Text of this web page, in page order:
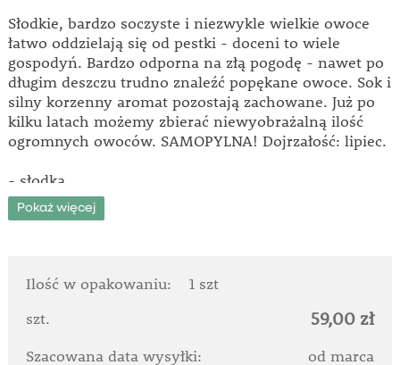
Słodkie, bardzo soczyste i niezwykle wielkie owoce
łatwo oddzielają się od pestki - doceni to wiele
gospodyń. Bardzo odporna na złą pogodę - nawet po
długim deszczu trudno znaleźć popękane owoce. Sok i
silny korzenny aromat pozostają zachowane. Już po
kilku latach możemy zbierać niewyobrażalną ilość
ogromnych owoców. SAMOPYLNA! Dojrzałość: lipiec.
- słodka
- soczysta
- samopylna
Pokaż więcej
Ilość w opakowaniu:
1 szt
szt.
59,00 zł
Szacowana data wysyłki: od marca